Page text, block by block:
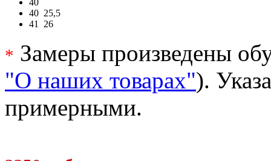
40 25,5
41
26
* Замеры произведены
"О наших товарах").
примерными.